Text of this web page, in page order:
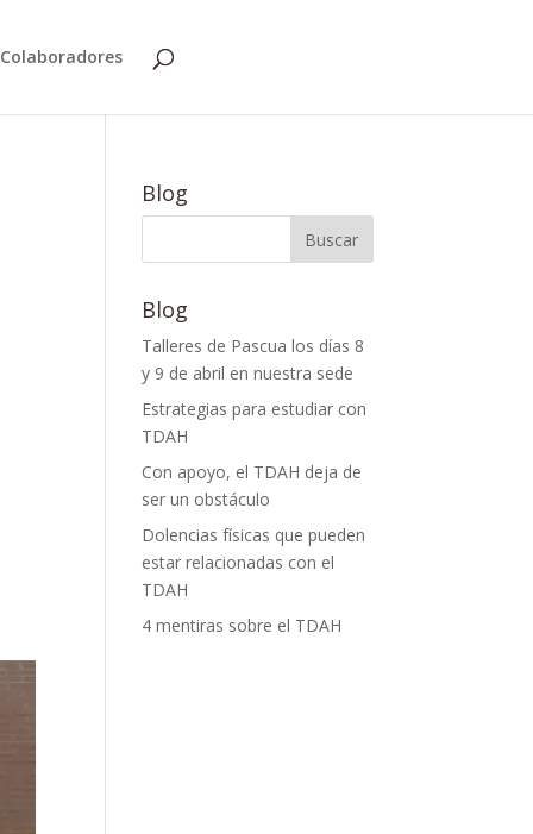
Colaboradores
Blog
Blog
Talleres de Pascua los días 8
y 9 de abril en nuestra sede
Estrategias para estudiar con
TDAH
Con apoyo, el TDAH deja de
ser un obstáculo
Dolencias físicas que pueden
estar relacionadas con el
TDAH
4 mentiras sobre el TDAH